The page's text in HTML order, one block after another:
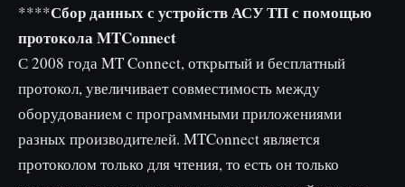
****Сбор данных с устройств АСУ ТП с помощью
протокола MTConnect
С 2008 года MT Connect, открытый и бесплатный
протокол, увеличивает совместимость между
оборудованием с программными приложениями
разных производителей. MTConnect является
протоколом только для чтения, то есть он только